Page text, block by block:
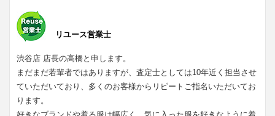
リユース営業士
渋谷店 店長の高橋と申します。
まだまだ若輩者ではありますが、査定士としては10年近く担当させ
ていただいており、多くのお客様からリピートご指名いただいてお
ります。